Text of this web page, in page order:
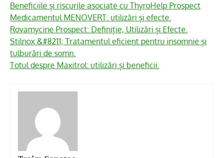
Beneficiile și riscurile asociate cu ThyroHelp Prospect
Medicamentul MENOVERT: utilizări și efecte.
Rovamycine Prospect: Definiție, Utilizări și Efecte.
Stilnox &#8211; Tratamentul eficient pentru insomnie și
tulburări de somn.
Totul despre Maxitrol: utilizări și beneficii.